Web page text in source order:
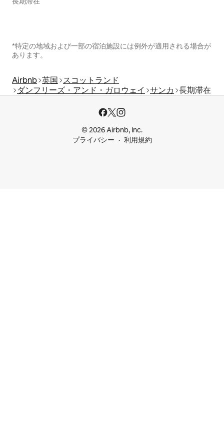
*特定の地域および一部の宿泊施設には例外が適用される場合が
あります。
Airbnb 英国 スコットランド
ダンフリーズ・アンド・ガロウェイ
サンカ 長期滞在
© 2026 Airbnb, Inc.
プライバシー
利用規約